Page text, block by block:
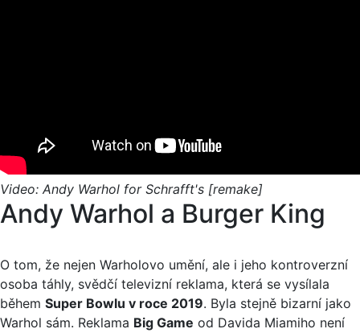
Video: Andy Warhol for Schrafft's [remake]
Andy Warhol a Burger King
O tom, že nejen Warholovo umění, ale i jeho kontroverzní
osoba táhly, svědčí televizní reklama, která se vysílala
během Super Bowlu v roce 2019. Byla stejně bizarní jako
Warhol sám. Reklama Big Game od Davida Miamiho není